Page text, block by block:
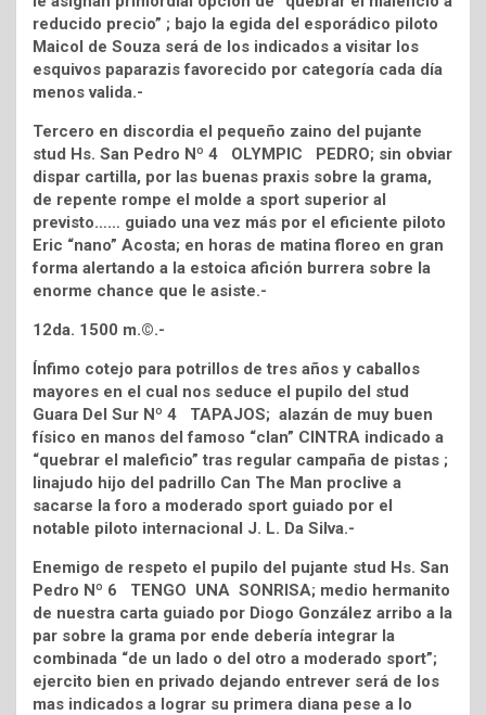
reducido precio” ; bajo la egida del esporádico piloto
Maicol de Souza será de los indicados a visitar los
esquivos paparazis favorecido por categoría cada día
menos valida.-
Tercero en discordia el pequeño zaino del pujante
stud Hs. San Pedro Nº 4 OLYMPIC PEDRO; sin obviar
dispar cartilla, por las buenas praxis sobre la grama,
de repente rompe el molde a sport superior al
previsto…… guiado una vez más por el eficiente piloto
Eric “nano” Acosta; en horas de matina floreo en gran
forma alertando a la estoica afición burrera sobre la
enorme chance que le asiste.-
12da. 1500 m.©.-
Ínfimo cotejo para potrillos de tres años y caballos
mayores en el cual nos seduce el pupilo del stud
Guara Del Sur Nº 4 TAPAJOS; alazán de muy buen
físico en manos del famoso “clan” CINTRA indicado a
“quebrar el maleficio” tras regular campaña de pistas ;
linajudo hijo del padrillo Can The Man proclive a
sacarse la foro a moderado sport guiado por el
notable piloto internacional J. L. Da Silva.-
Enemigo de respeto el pupilo del pujante stud Hs. San
Pedro Nº 6 TENGO UNA SONRISA; medio hermanito
de nuestra carta guiado por Diogo González arribo a la
par sobre la grama por ende debería integrar la
combinada “de un lado o del otro a moderado sport”;
ejercito bien en privado dejando entrever será de los
mas indicados a lograr su primera diana pese a lo